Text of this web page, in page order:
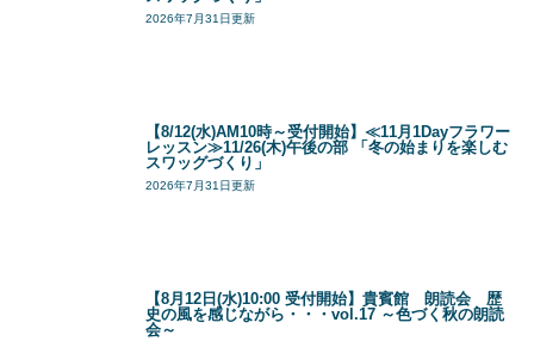
2026年7月31日更新
【8/12(水)AM10時～受付開始】≪11月1Dayフラワー
レッスン≫11/26(木)午後の部 「冬の始まりを楽しむ
スワッグづくり」
2026年7月31日更新
【8月12日(水)10:00 受付開始】貴賓館 朗読会 歴
史の風を感じながら・・・vol.17 ～色づく秋の朗読
会～